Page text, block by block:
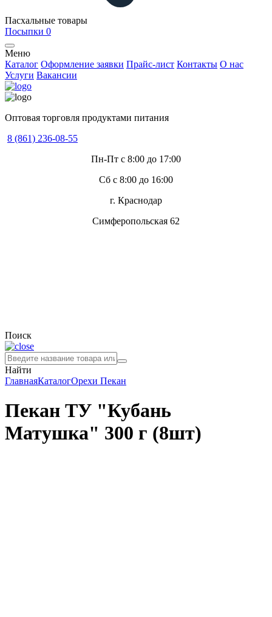
Пасхальные товары
Посыпки 0
Меню
Каталог Оформление заявки Прайс-лист Контакты О нас
Услуги Вакансии
Оптовая торговля продуктами питания
8 (861) 236-08-55
Пн-Пт с 8:00 до 17:00
Сб с 8:00 до 16:00
г. Краснодар
Симферопольская 62
Поиск
Найти
ГлавнаяКаталогОрехи Пекан
Пекан ТУ "Кубань
Матушка" 300 г (8шт)